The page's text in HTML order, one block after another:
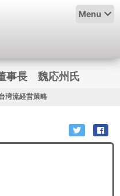
Menu
事長 魏応州氏
湾流経営策略